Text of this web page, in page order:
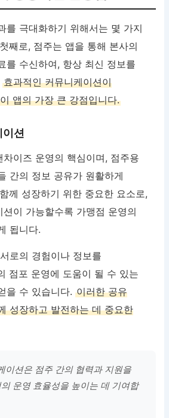
를 극대화하기 위해서는 몇 가지
째로, 점주는 앱을 통해 본사의
를 수신하여, 항상 최신 정보를
효과적인 커뮤니케이션이
앱의 가장 큰 강점입니다.
션
이즈 운영의 핵심이며, 점주용
간의 정보 공유가 원활하게
께 성장하기 위한 중요한 요소로,
이 가능할수록 가맹점 운영의
됩니다.
로의 경험이나 정보를
점포 운영에 도움이 될 수 있는
을 수 있습니다.이러한 공유
성장하고 발전하는 데 중요한
이션은 점주 간의 협력과 지원을
운영 효율성을 높이는 데 기여합